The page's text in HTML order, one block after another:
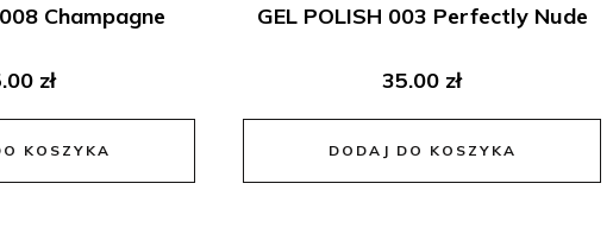
Champagne
zł
KOSZYKA
GEL POLISH 003 Perfectly Nude
35.00 zł
DODAJ DO KOSZYKA